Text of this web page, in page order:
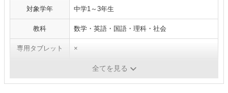
対象学年 中学1～3年生
教科 数学・英語・国語・理科・社会
専用タブレット ×
全てを見る